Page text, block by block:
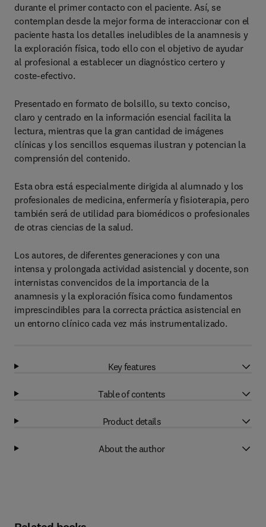
durante el primer contacto con el paciente. Así, se
contemplan desde la mejor forma de interaccionar con el
paciente hasta los detalles ineludibles de la anamnesis y
la exploración física, todo ello con el objetivo de ayudar
al profesional a establecer un diagnóstico certero y
coste-efectivo.
Presentado en formato de bolsillo, su texto conciso,
claro y centrado en la información esencial facilita la
lectura, mientras que la gran cantidad de imágenes
clínicas y los sencillos esquemas ilustran y potencian la
comprensión del contenido.
Esta obra está especialmente dirigida al alumnado y los
profesionales de medicina, enfermería y fisioterapia, pero
también será de utilidad para biomédicos o profesionales
de otras ciencias de la salud.
Los autores, de diferentes generaciones y con una
intensa y prolongada actividad asistencial y docente, son
internistas convencidos de la importancia de la
anamnesis y la exploración física como fundamentos
imprescindibles para la correcta práctica asistencial en
un entorno clínico cada vez más instrumentalizado.
Key features
Table of contents
Product details
About the author